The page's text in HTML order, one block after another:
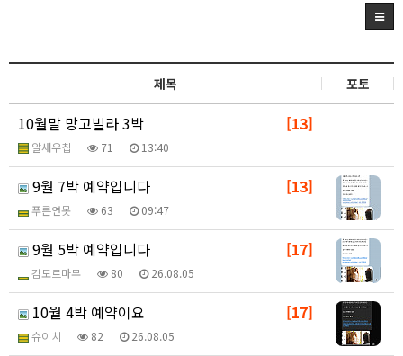
제목 포토
[13]
10월말 망고빌라 3박
알새우칩 71 13:40
[13]
9월 7박 예약입니다
푸른연못 63 09:47
[17]
9월 5박 예약입니다
김도르마무 80 26.08.05
[17]
10월 4박 예약이요
슈이치 82 26.08.05